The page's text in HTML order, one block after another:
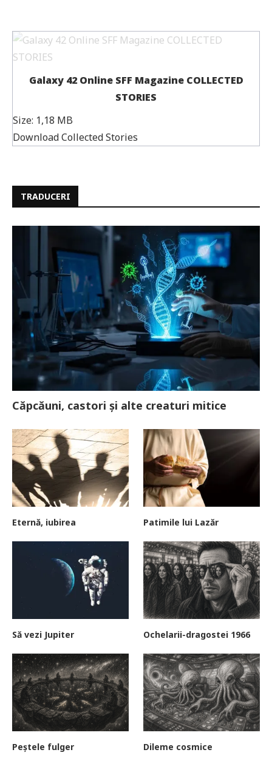
Galaxy 42 Online SFF Magazine COLLECTED
STORIES
Size: 1,18 MB
Download Collected Stories
TRADUCERI
Căpcăuni, castori și alte creaturi mitice
Eternă, iubirea Patimile lui Lazăr
Să vezi Jupiter Ochelarii-dragostei 1966
Peștele fulger Dileme cosmice